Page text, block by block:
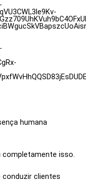
humana
completamente isso.
conduzir clientes